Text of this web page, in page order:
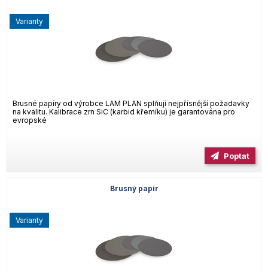
Brusné papíry od výrobce LAM PLAN splňují nejpřísnější požadavky
na kvalitu. Kalibrace zrn SiC (karbid křemíku) je garantována pro
evropské
varianty
Poptat
Brusný papír
varianty